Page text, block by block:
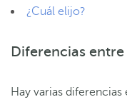
¿Cuál elijo?
Diferencias
Hay varias